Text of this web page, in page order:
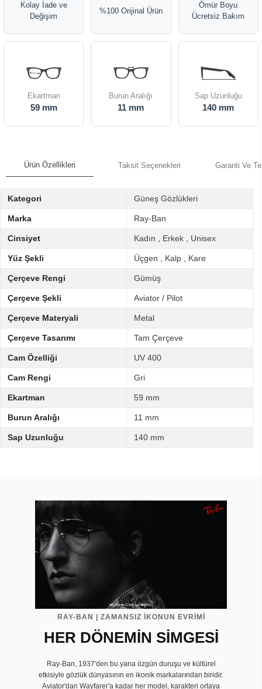
Kolay İade ve
Değişim
%100 Orijinal Ürün
Ömür Boyu
Ücretsiz Bakım
Ekartman
59 mm
Burun Aralığı
11 mm
Sap Uzunluğu
140 mm
Ürün Özellikleri Taksit Seçenekleri Garanti Ve
Kategori Güneş Gözlükleri
Marka Ray-Ban
Cinsiyet Kadın Erkek Unisex
Yüz Şekli Üçgen Kalp Kare
Çerçeve Rengi Gümüş
Çerçeve Şekli Aviator / Pilot
Çerçeve Materyali Metal
Çerçeve Tasarımı Tam Çerçeve
Cam Özelliği UV 400
Cam Rengi Gri
Ekartman 59 mm
Burun Aralığı 11 mm
Sap Uzunluğu 140 mm
RAY-BAN | ZAMANSIZ İKONUN EVRIMI
HER DÖNEMİN SİMGESİ
Ray-Ban, 1937'den bu yana özgün duruşu ve kültürel
etkisiyle gözlük dünyasının en ikonik markalarından biridir.
Aviator'dan Wayfarer'a kadar her model, karakteri ortaya